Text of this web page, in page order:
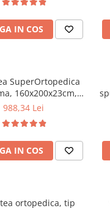
aerisire perimetral,
2 perne matlasate
50x70cm, lavabile
la 60°C
IN COS
SuperOrtopedica
160x200x23cm,
tare, cu plasa arcuri
perimetral, Saltex,
perne matlasate
50x70cm, lavabile
la 60°C
988,34 Lei
IN COS
ortopedica, tip